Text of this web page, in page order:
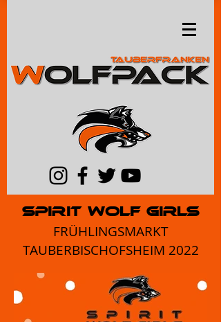
SPIRIT WOLF GIRLS
FRÜHLINGSMARKT
TAUBERBISCHOFSHEIM 2022